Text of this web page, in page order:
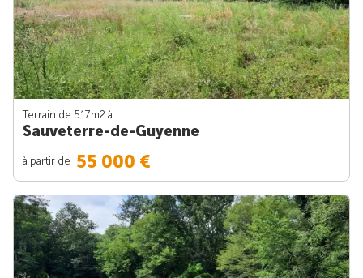
Terrain de 517m2 à
Sauveterre-de-Guyenne
à partir de 55 000 €